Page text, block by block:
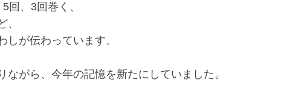
回、3回巻く、
、
しが伝わっています。
ながら、今年の記憶を新たにしていました。